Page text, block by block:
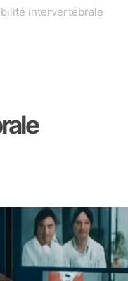
intervertébrale